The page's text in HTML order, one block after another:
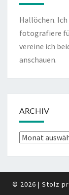
Hallöchen. Ich
fotografiere
vereine ich
anschauen.
ARCHIV
Archiv
© 2026 | Stolz